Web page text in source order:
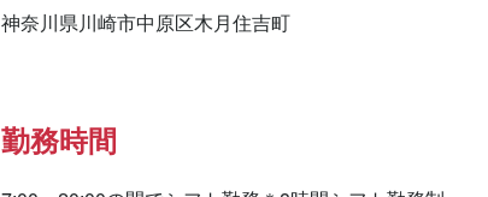
神奈川県川崎市中原区木月住吉町
勤務時間